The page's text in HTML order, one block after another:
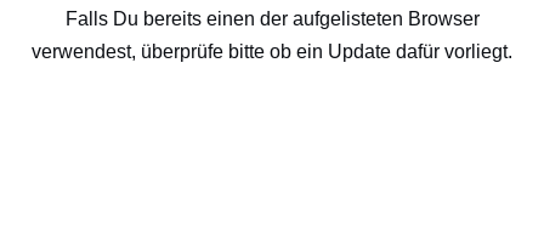
Falls Du bereits einen der aufgelisteten Browser
verwendest, überprüfe bitte ob ein Update dafür vorliegt.